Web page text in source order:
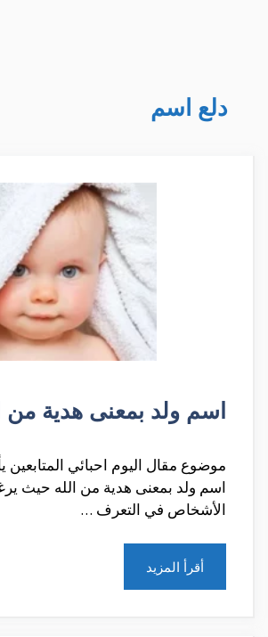
دلع اسم
اسم ولد بمعنى هدية من
موضوع مقال اليوم احبائي المتابعين
اسم ولد بمعنى هدية من الله حيث
الأشخاص في التعرف …
أقرأ المزيد